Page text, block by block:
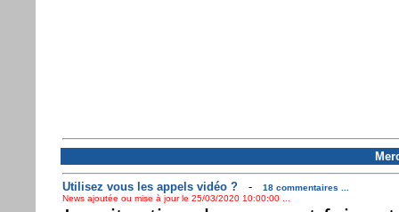
Utilisez vous les appels vidéo ?-
18 commentaires ...
News ajoutée ou mise à jour le 25/03/2020 10:00:00 ...